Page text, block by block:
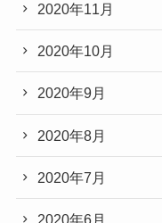
2020年11月
2020年10月
2020年9月
2020年8月
2020年7月
2020年6月